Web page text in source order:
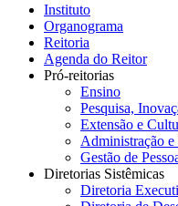
Instituto
Organograma
Reitoria
Agenda do Reitor
Pró-reitorias
Ensino
Pesquisa,
Extensão e
Administração e
Gestão de
Diretorias Sistêmicas
Diretoria